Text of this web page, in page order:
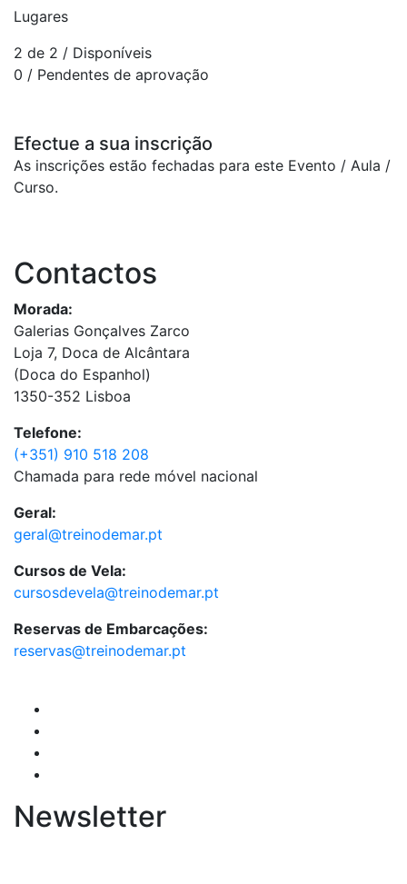
Lugares
2 de 2 / Disponíveis
0 / Pendentes de aprovação
Efectue a sua inscrição
As inscrições estão fechadas para este Evento / Aula /
Curso.
Contactos
Morada:
Galerias Gonçalves Zarco
Loja 7, Doca de Alcântara
(Doca do Espanhol)
1350-352 Lisboa
Telefone:
(+351) 910 518 208
Chamada para rede móvel nacional
Geral:
geral@treinodemar.pt
Cursos de Vela:
cursosdevela@treinodemar.pt
Reservas de Embarcações:
reservas@treinodemar.pt
Newsletter